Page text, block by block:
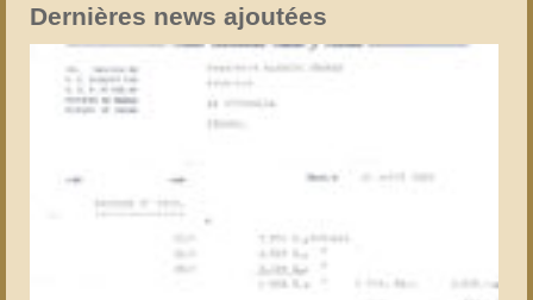
Dernières news ajoutées